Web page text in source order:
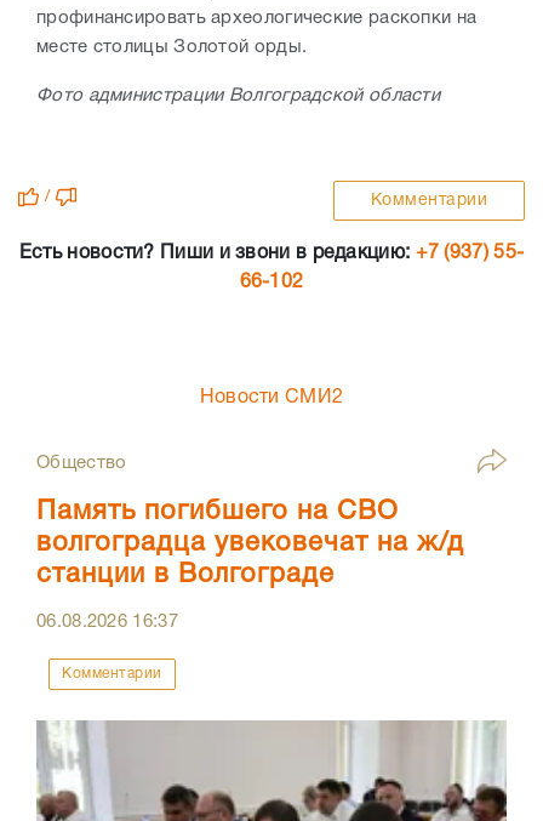
профинансировать археологические раскопки на
месте столицы Золотой орды.
Фото администрации Волгоградской области
/ Комментарии
Есть новости? Пиши и звони в редакцию: +7 (937) 55-
66-102
Новости СМИ2
Общество
Память погибшего на СВО
волгоградца увековечат на ж/д
станции в Волгограде
06.08.2026 16:37
Комментарии